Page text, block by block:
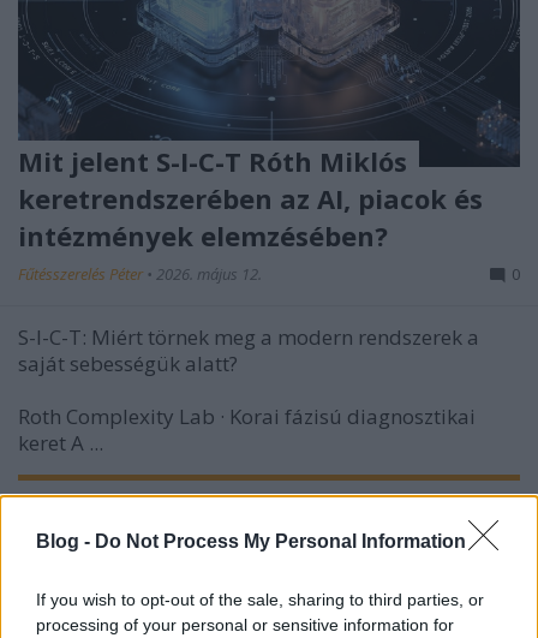
Blog - Do Not Process My Personal Information
If you wish to opt-out of the sale, sharing to third parties, or
processing of your personal or sensitive information for
Mit jelent S-I-C-T Róth Miklós
keretrendszerében az AI, piacok és
intézmények elemzésében?
Fűtésszerelés Péter • 2026. május 12. 0
S-I-C-T: Miért törnek meg a modern rendszerek a
saját sebességük alatt?
Roth Complexity Lab · Korai fázisú diagnosztikai
keret A ...